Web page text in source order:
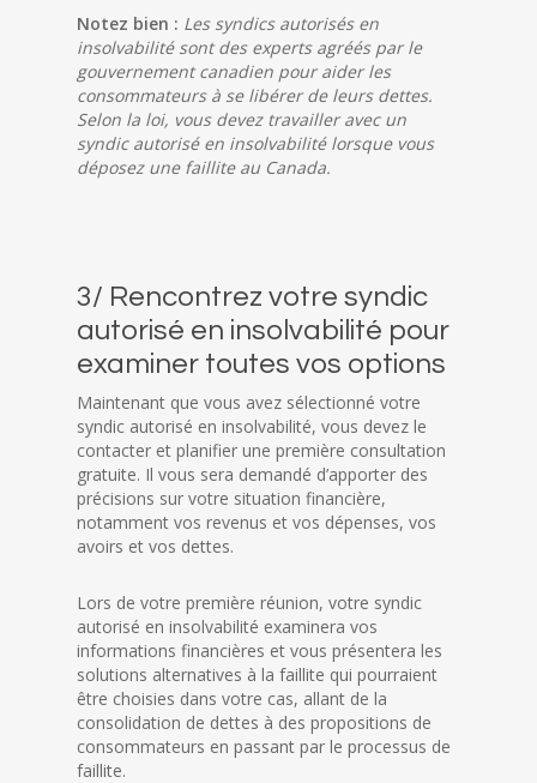
Notez bien : Les syndics autorisés en
insolvabilité sont des experts agréés par le
gouvernement canadien pour aider les
consommateurs à se libérer de leurs dettes.
Selon la loi, vous devez travailler avec un
syndic autorisé en insolvabilité lorsque vous
déposez une faillite au Canada.
3/ Rencontrez votre syndic
autorisé en insolvabilité pour
examiner toutes vos options
Maintenant que vous avez sélectionné votre
syndic autorisé en insolvabilité, vous devez le
contacter et planifier une première consultation
gratuite. Il vous sera demandé d’apporter des
précisions sur votre situation financière,
notamment vos revenus et vos dépenses, vos
avoirs et vos dettes.
Lors de votre première réunion, votre syndic
autorisé en insolvabilité examinera vos
informations financières et vous présentera les
solutions alternatives à la faillite qui pourraient
être choisies dans votre cas, allant de la
consolidation de dettes à des propositions de
consommateurs en passant par le processus de
faillite.